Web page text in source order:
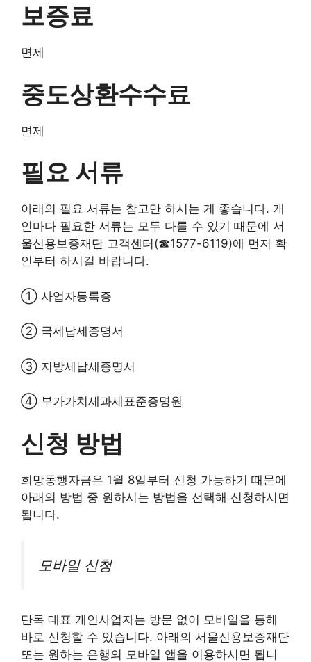
보증료
면제
중도상환수수료
면제
필요 서류
아래의 필요 서류는 참고만 하시는 게 좋습니다. 개
인마다 필요한 서류는 모두 다를 수 있기 때문에 서
울신용보증재단 고객센터(☎1577-6119)에 먼저 확
인부터 하시길 바랍니다.
① 사업자등록증
② 국세납세증명서
③ 지방세납세증명서
④ 부가가치세과세표준증명원
신청 방법
희망동행자금은 1월 8일부터 신청 가능하기 때문에
아래의 방법 중 원하시는 방법을 선택해 신청하시면
됩니다.
모바일 신청
단독 대표 개인사업자는 방문 없이 모바일을 통해
바로 신청할 수 있습니다. 아래의 서울신용보증재단
또는 원하는 은행의 모바일 앱을 이용하시면 됩니